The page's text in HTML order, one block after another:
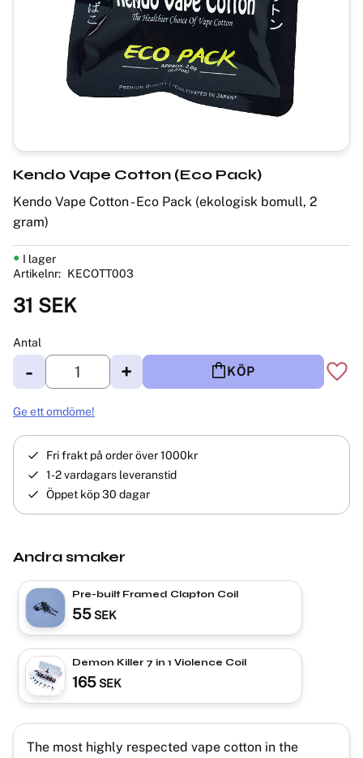
Kendo Vape Cotton (Eco Pack)
Kendo Vape Cotton - Eco Pack (ekologisk bomull, 2
gram)
31 SEK
Antal
+
- KÖP
I lager
Artikelnr
KECOTT003
Ge ett omdöme!
Fri frakt på order över 1000kr
1-2 vardagars leveranstid
Öppet köp 30 dagar
Andra smaker
Pre-built Framed Clapton Coil
55 SEK
Demon Killer 7 in 1 Violence Coil
165 SEK
The most highly respected vape cotton in the